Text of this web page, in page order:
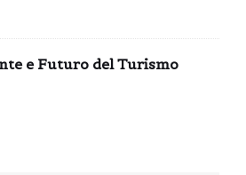
e Futuro del Turismo